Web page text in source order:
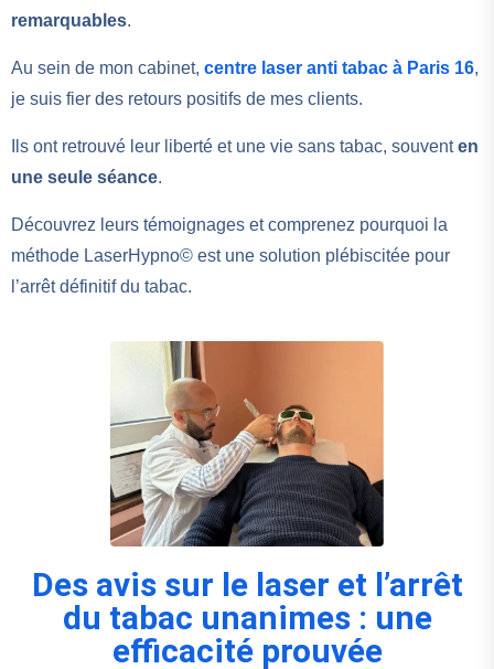
remarquables.
Au sein de mon cabinet, centre laser anti tabac à Paris 16,
je suis fier des retours positifs de mes clients.
Ils ont retrouvé leur liberté et une vie sans tabac, souventen
une seule séance.
Découvrez leurs témoignages et comprenez pourquoi la
méthode LaserHypno© est une solution plébiscitée pour
l’arrêt définitif du tabac.
Des avis sur le laser et l’arrêt
du tabac unanimes : une
efficacité prouvée